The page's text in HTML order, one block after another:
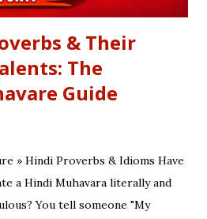
& Their
The
Guide
» Hindi Proverbs & Idioms Have
a Hindi Muhavara literally and
You tell someone "My